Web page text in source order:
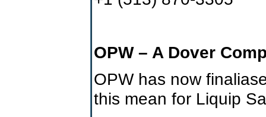
OPW – A Dover
OPW has now
this mean for Liquip